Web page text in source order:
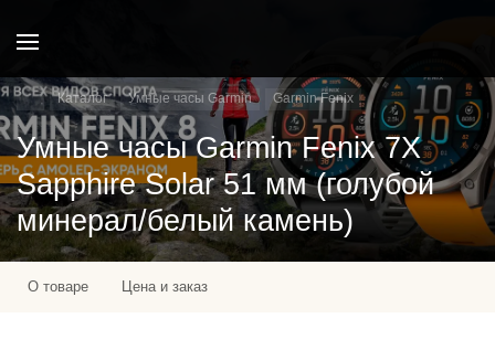
Каталог Умные часы Garmin Garmin Fenix
Умные часы Garmin Fenix 7X
Sapphire Solar 51 мм (голубой
минерал/белый камень)
О товаре Цена и заказ